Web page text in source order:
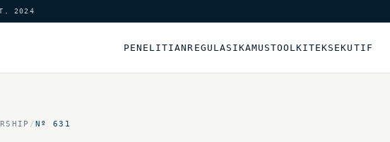
2024
PENELITIANREGULASIKAMUSTOOLKITEKSEKUTIF
/Nº 631